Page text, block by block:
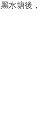
水塘後，